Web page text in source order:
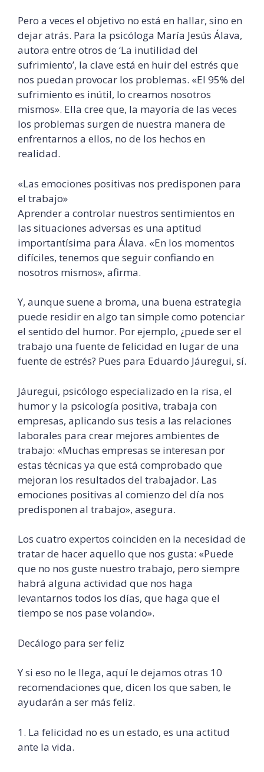
Pero a veces el objetivo no está en hallar, sino en
dejar atrás. Para la psicóloga María Jesús Álava,
autora entre otros de ‘La inutilidad del
sufrimiento’, la clave está en huir del estrés que
nos puedan provocar los problemas. «El 95% del
sufrimiento es inútil, lo creamos nosotros
mismos». Ella cree que, la mayoría de las veces
los problemas surgen de nuestra manera de
enfrentarnos a ellos, no de los hechos en
realidad.
«Las emociones positivas nos predisponen para
el trabajo»
Aprender a controlar nuestros sentimientos en
las situaciones adversas es una aptitud
importantísima para Álava. «En los momentos
difíciles, tenemos que seguir confiando en
nosotros mismos», afirma.
Y, aunque suene a broma, una buena estrategia
puede residir en algo tan simple como potenciar
el sentido del humor. Por ejemplo, ¿puede ser el
trabajo una fuente de felicidad en lugar de una
fuente de estrés? Pues para Eduardo Jáuregui, sí.
Jáuregui, psicólogo especializado en la risa, el
humor y la psicología positiva, trabaja con
empresas, aplicando sus tesis a las relaciones
laborales para crear mejores ambientes de
trabajo: «Muchas empresas se interesan por
estas técnicas ya que está comprobado que
mejoran los resultados del trabajador. Las
emociones positivas al comienzo del día nos
predisponen al trabajo», asegura.
Los cuatro expertos coinciden en la necesidad de
tratar de hacer aquello que nos gusta: «Puede
que no nos guste nuestro trabajo, pero siempre
habrá alguna actividad que nos haga
levantarnos todos los días, que haga que el
tiempo se nos pase volando».
Decálogo para ser feliz
Y si eso no le llega, aquí le dejamos otras 10
recomendaciones que, dicen los que saben, le
ayudarán a ser más feliz.
1. La felicidad no es un estado, es una actitud
ante la vida.